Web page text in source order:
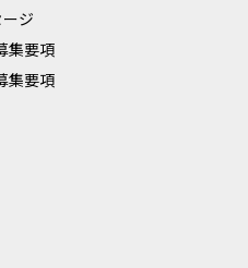
ジ
集要項
集要項